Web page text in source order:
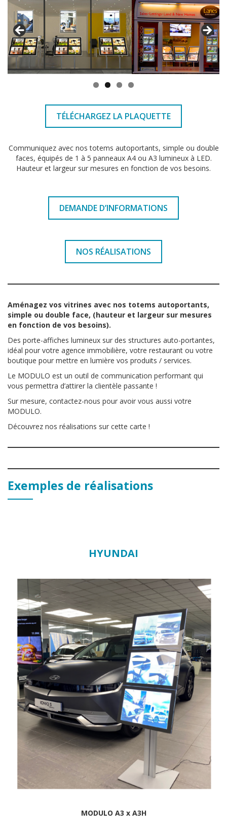
Façade magnétique LED
Vitrine d’affichage – Intérieur & Extérieur
Dalles lumineuses
Ils nous font confiance
Devenir revendeur
Les réalisations MODULED
Les réalisations VIEWER
Témoignages
Actualités
Partenaires
Contact
TÉLÉCHARGEZ LA PLAQUETTE
Communiquez avec nos totems autoportants, simple ou double
faces, équipés de 1 à 5 panneaux A4 ou A3 lumineux à LED.
Hauteur et largeur sur mesures en fonction de vos besoins.
DEMANDE D’INFORMATIONS
NOS RÉALISATIONS
Aménagez vos vitrines avec nos totems autoportants,
simple ou double face, (hauteur et largeur sur mesures
en fonction de vos besoins).
Des porte-affiches lumineux sur des structures auto-portantes,
idéal pour votre agence immobilière, votre restaurant ou votre
boutique pour mettre en lumière vos produits / services.
Le MODULO est un outil de communication performant qui
vous permettra d’attirer la clientèle passante !
Sur mesure, contactez-nous pour avoir vous aussi votre
MODULO.
Découvrez nos réalisations sur cette carte !
Exemples de réalisations
HYUNDAI
MODULO A3 x A3H